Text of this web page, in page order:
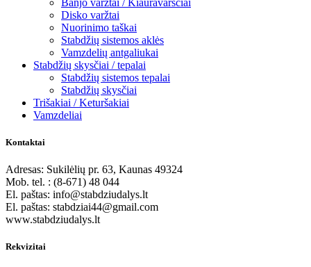
Disko varžtai
Nuorinimo taškai
Stabdžių sistemos aklės
Vamzdelių antgaliukai
Stabdžių skysčiai / tepalai
Stabdžių sistemos tepalai
Stabdžių skysčiai
Trišakiai / Keturšakiai
Vamzdeliai
Kontaktai
Adresas: Sukilėlių pr. 63, Kaunas 49324
Mob. tel. : (8-671) 48 044
El. paštas: info@stabdziudalys.lt
El. paštas: stabdziai44@gmail.com
www.stabdziudalys.lt
Rekvizitai